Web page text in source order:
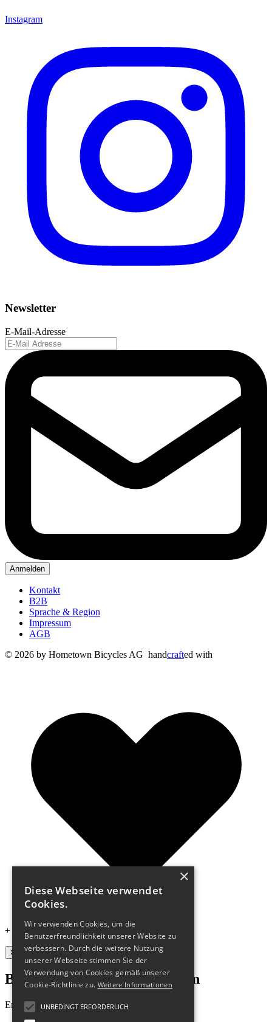
Instagram
Newsletter
E-Mail-Adresse
Anmelden
Kontakt
B2B
Sprache & Region
Impressum
AGB
© 2026 by Hometown Bicycles AG handcrafted with
+ hosted by
✕
Bleibe stets auf dem Laufenden
Erhalte 10 % Rabatt auf deine erste Bestellung!
×
Diese Webseite verwendet
Cookies.
Wir verwenden Cookies, um die
Benutzerfreundlichkeit unserer Website zu
verbessern. Durch die weitere Nutzung
unserer Webseite stimmen Sie der
Verwendung von Cookies gemäß unserer
Cookie-Richtlinie zu. Weitere Informationen
UNBEDINGT ERFORDERLICH